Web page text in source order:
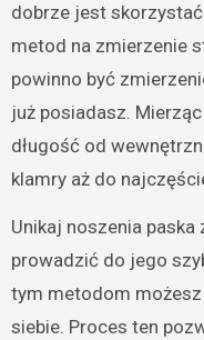
dobrze jest
metod na zmierzenie
powinno być
już posiadasz.
długość od
klamry aż do
Unikaj noszenia
prowadzić do jego
tym metodom
siebie. Proces ten